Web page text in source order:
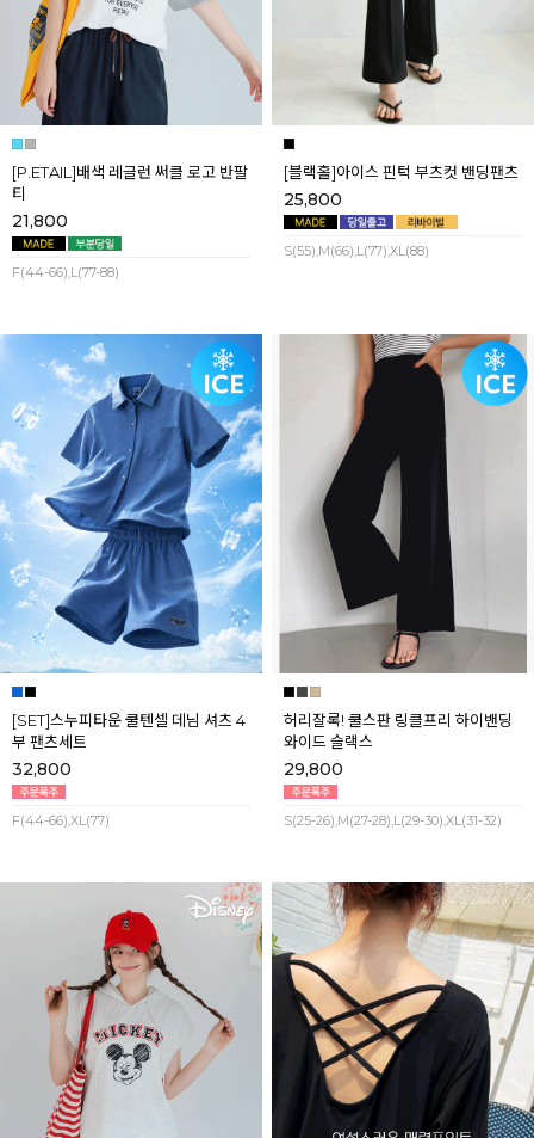
[P.ETAIL]배색 레글런 써클 로고 반팔
티
21,800
F(44-66),L(77-88)
[블랙홀]아이스 핀턱 부츠컷 밴딩팬츠
25,800
S(55),M(66),L(77),XL(88)
[SET]스누피타운 쿨텐셀 데님 셔츠 4
부 팬츠세트
32,800
F(44-66),XL(77)
허리잘록! 쿨스판 링클프리 하이밴딩
와이드 슬랙스
29,800
S(25-26),M(27-28),L(29-30),XL(31-32)